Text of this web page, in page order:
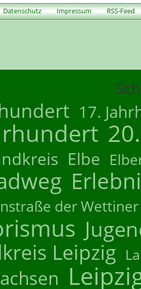
Datenschutz Impressum RSS-Feed
17.
Elbe
der Wettiner
Leipzig